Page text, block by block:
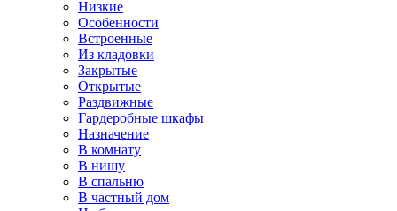
Низкие
Особенности
Встроенные
Из кладовки
Закрытые
Открытые
Раздвижные
Гардеробные шкафы
Назначение
В комнату
В нишу
В спальню
В частный дом